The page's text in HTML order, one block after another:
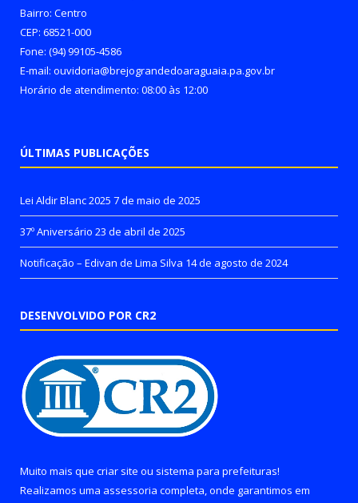
Bairro: Centro
CEP: 68521-000
Fone: (94) 99105-4586
E-mail: ouvidoria@brejograndedoaraguaia.pa.gov.br
Horário de atendimento: 08:00 às 12:00
ÚLTIMAS PUBLICAÇÕES
Lei Aldir Blanc 2025 7 de maio de 2025
37º Aniversário 23 de abril de 2025
Notificação – Edivan de Lima Silva 14 de agosto de 2024
DESENVOLVIDO POR CR2
Muito mais que criar site ou sistema para prefeituras!
Realizamos uma assessoria completa, onde garantimos em